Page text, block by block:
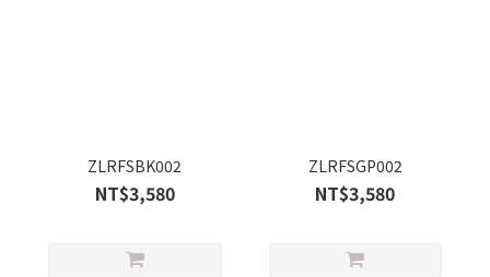
ZLRFSBK002
NT$3,580
ZLRFSGP002
NT$3,580